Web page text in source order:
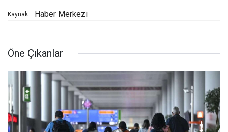
Kaynak: Haber Merkezi
Öne Çıkanlar